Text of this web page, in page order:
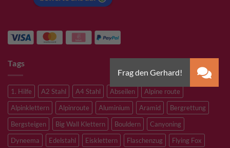
Tags
1. Hilfe A2 Stahl A4 Stahl Abseilen
Alpine route
Alpinklettern
Alpinroute Aluminium Aramid
Bergrettung
Bergsteigen
Big Wall Klettern Bouldern
Canyoning
Dyneema
Edelstahl Eisklettern Flaschenzug
Flying Fox